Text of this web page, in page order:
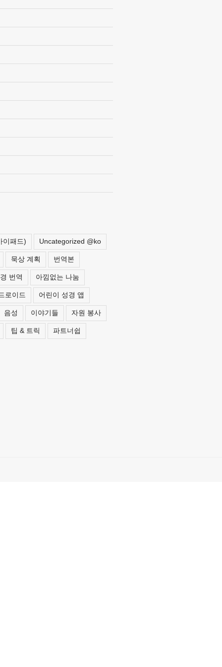
이패드) Uncategorized @ko
묵상 계획 번역본
번역 아낌없는 나눔
로이드 어린이 성경 앱
음성 이야기들 자원 봉사
팁 & 트릭 파트너쉽